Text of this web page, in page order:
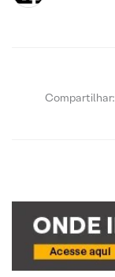
Compartilhar: